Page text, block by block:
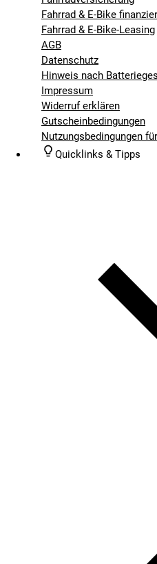
Fahrrad & E-Bike
Fahrrad & E-Bike-Leasing
AGB
Datenschutz
Hinweis nach
Impressum
Widerruf erklären
Gutscheinbedingungen
Nutzungsbedingungen
Quicklinks & Tipps